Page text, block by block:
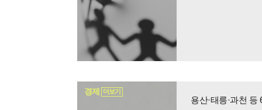
경제 더보기
용산·태릉·과천